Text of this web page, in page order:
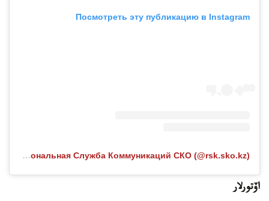
Посмотреть эту публикацию в Instagram
Публикация от Региональная Служба Коммуникаций СКО (@rsk.sko.kz)
اۆتورلار